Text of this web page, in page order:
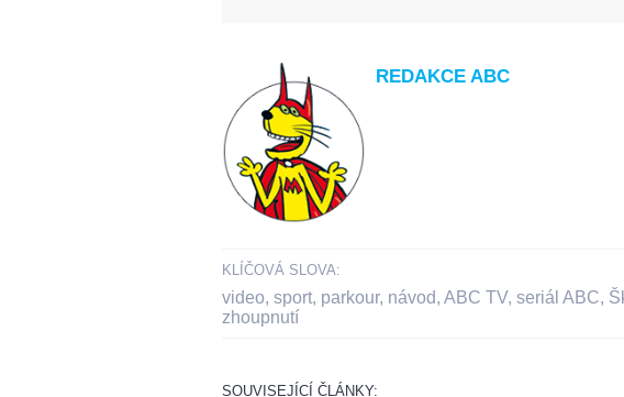
REDAKCE ABC
KLÍČOVÁ SLOVA:
video, sport, parkour, návod, ABC TV, seriál ABC,
zhoupnutí
SOUVISEJÍCÍ ČLÁNKY: